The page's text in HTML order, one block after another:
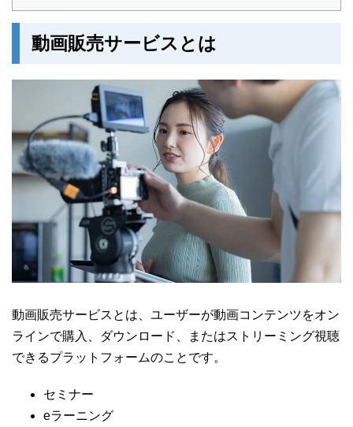
動画販売サービスとは
動画販売サービスとは、ユーザーが動画コンテンツをオン
ラインで購入、ダウンロード、またはストリーミング視聴
できるプラットフォームのことです。
セミナー
eラーニング